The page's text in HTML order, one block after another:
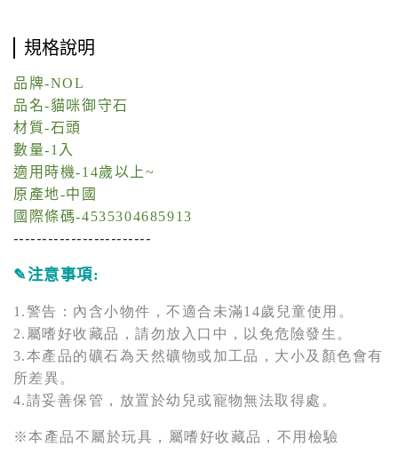
規格說明
品牌-NOL
品名-貓咪御守石
材質-石頭
數量-1入
適用時機-14歲以上~
原產地-中國
國際條碼-4535304685913
------------------------
✎注意事項:
1.警告：內含小物件，不適合未滿14歲兒童使用。
2.屬嗜好收藏品，請勿放入口中，以免危險發生。
3.本產品的礦石為天然礦物或加工品，大小及顏色會有
所差異。
4.請妥善保管，放置於幼兒或寵物無法取得處。
※本產品不屬於玩具，屬嗜好收藏品，不用檢驗